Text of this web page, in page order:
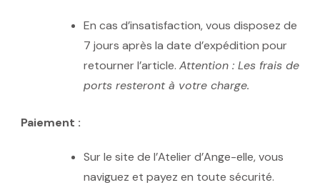
En cas d’insatisfaction, vous disposez de
7 jours après la date d’expédition pour
retourner l’article. Attention : Les frais de
ports resteront à votre charge.
Paiement :
Sur le site de l’Atelier d’Ange-elle, vous
naviguez et payez en toute sécurité.